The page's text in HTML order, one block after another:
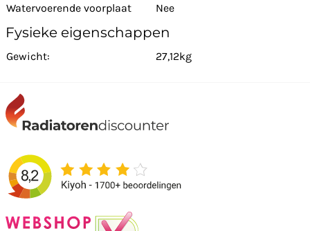
Watervoerende voorplaat
Nee
Fysieke eigenschappen
Gewicht: 27,12kg